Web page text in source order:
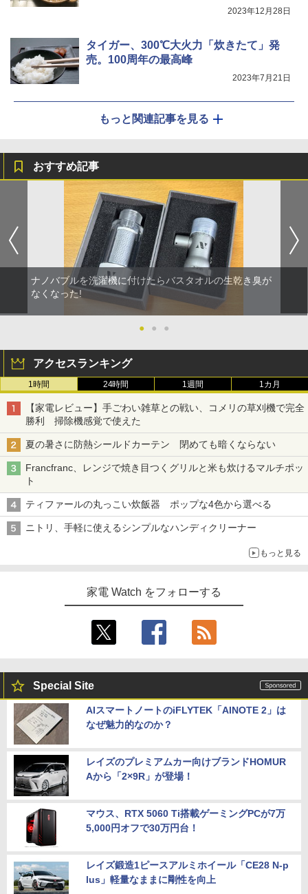
2023年12月28日
タイガー、300℃大火力「炊きたて」発
売。100周年の最高峰
2023年7月21日
もっと関連記事を見る
おすすめ記事
ナノバブルを洗濯機に付けたらバスタオルの生乾き臭が
なくなった!
● ● ●
アクセスランキング
1時間 24時間 1週間 1カ月
【家電レビュー】手ごわい雑草との戦い、コメリの草刈機で完全
勝利 掃除機感覚で使えた
夏の暑さに防熱シールドカーテン 閉めても暗くならない
Francfranc、レンジで焼き目つくグリルと米も炊けるマルチポッ
ト
ティファールの丸っこい炊飯器 ポップな4色から選べる
ニトリ、手軽に使えるシンプルなハンディクリーナー
もっと見る
家電 Watch をフォローする
Special Site
AIスマートノートのiFLYTEK「AINOTE 2」は
なぜ魅力的なのか？
レイズのプレミアムカー向けブランドHOMUR
Aから「2×9R」が登場！
マウス、RTX 5060 Ti搭載ゲーミングPCが7万
5,000円オフで30万円台！
レイズ鍛造1ピースアルミホイール「CE28 N-p
lus」軽量なままに剛性を向上